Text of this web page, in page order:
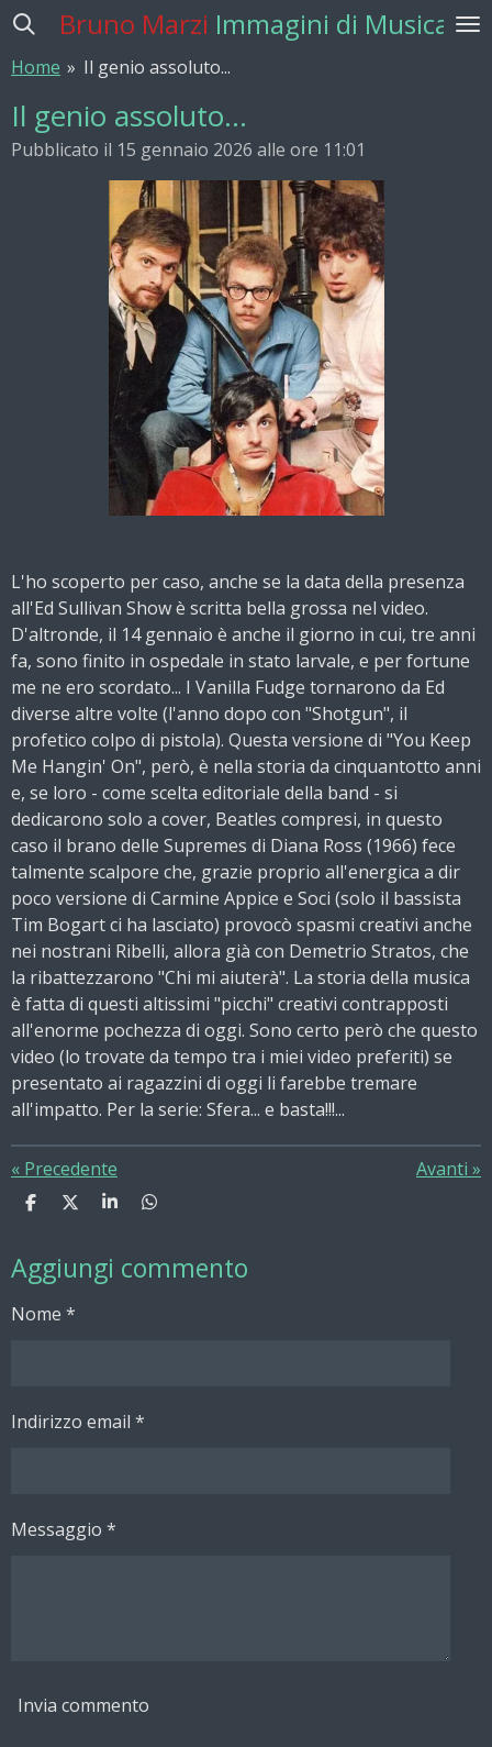
Vai
contenuto
principale
Bruno Marzi Immagini di Musica
Home » Il genio assoluto...
Il genio assoluto...
Pubblicato il 15 gennaio 2026 alle ore 11:01
L'ho scoperto per caso, anche se la data della presenza
all'Ed Sullivan Show è scritta bella grossa nel video.
D'altronde, il 14 gennaio è anche il giorno in cui, tre anni
fa, sono finito in ospedale in stato larvale, e per fortune
me ne ero scordato... I Vanilla Fudge tornarono da Ed
diverse altre volte (l'anno dopo con "Shotgun", il
profetico colpo di pistola). Questa versione di "You Keep
Me Hangin' On", però, è nella storia da cinquantotto anni
e, se loro - come scelta editoriale della band - si
dedicarono solo a cover, Beatles compresi, in questo
caso il brano delle Supremes di Diana Ross (1966) fece
talmente scalpore che, grazie proprio all'energica a dir
poco versione di Carmine Appice e Soci (solo il bassista
Tim Bogart ci ha lasciato) provocò spasmi creativi anche
nei nostrani Ribelli, allora già con Demetrio Stratos, che
la ribattezzarono "Chi mi aiuterà". La storia della musica
è fatta di questi altissimi "picchi" creativi contrapposti
all'enorme pochezza di oggi. Sono certo però che questo
video (lo trovate da tempo tra i miei video preferiti) se
presentato ai ragazzini di oggi li farebbe tremare
all'impatto. Per la serie: Sfera... e basta!!!...
« Precedente Avanti »
C
d
i
i
C
d
i
i
C
d
i
C
d
i
Aggiungi commento
Nome *
Indirizzo email *
Messaggio *
Invia commento